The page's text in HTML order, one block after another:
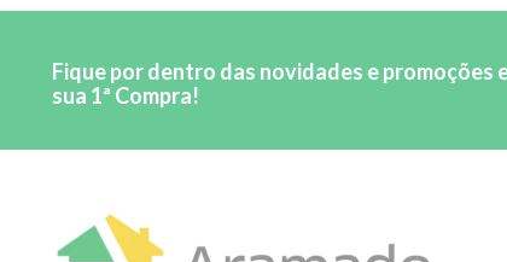
Fique por dentro das novidades e promoções
sua 1ª Compra!